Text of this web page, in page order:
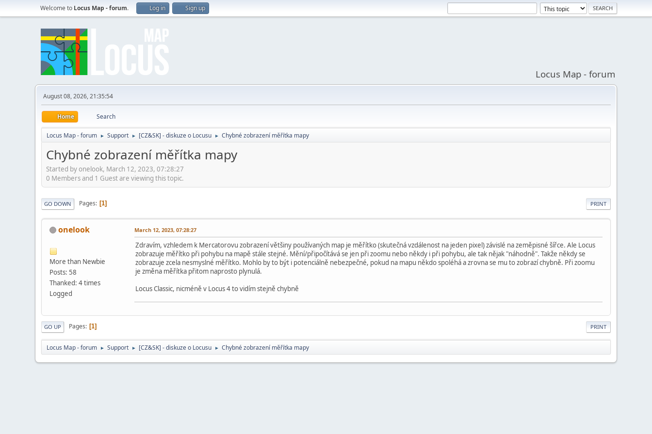
Welcome to Locus Map - forum. Log in Sign up
Locus Map - forum
August 08, 2026, 21:35:54
Home Search
Locus Map - forum ► Support ► [CZ&SK] - diskuze o Locusu ► Chybné zobrazení měřítka mapy
Chybné zobrazení měřítka mapy
Started by onelook, March 12, 2023, 07:28:27
0 Members and 1 Guest are viewing this topic.
PRINT
GO DOWN Pages 1
onelook
More than Newbie
Posts: 58
Thanked: 4 times
Logged
March 12, 2023, 07:28:27
Zdravím, vzhledem k Mercatorovu zobrazení většiny používaných map je měřítko (skutečná vzdálenost na jeden pixel) závislé na zeměpisné šířce. Ale Locus
zobrazuje měřítko při pohybu na mapě stále stejné. Mění/připočítává se jen při zoomu nebo někdy i při pohybu, ale tak nějak "náhodně". Takže někdy se
zobrazuje zcela nesmyslné měřítko. Mohlo by to být i potenciálně nebezpečné, pokud na mapu někdo spoléhá a zrovna se mu to zobrazí chybně. Při zoomu
je změna měřítka přitom naprosto plynulá.
Locus Classic, nicméně v Locus 4 to vidím stejně chybně
PRINT
GO UP Pages 1
Locus Map - forum ► Support ► [CZ&SK] - diskuze o Locusu ► Chybné zobrazení měřítka mapy